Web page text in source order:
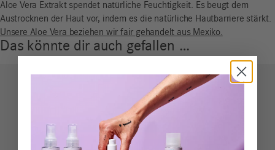
Aloe Vera Extrakt spendet natürliche Feuchtigkeit. Es beugt dem
Austrocknen der Haut vor, indem es die natürliche Hautbarriere stärkt.
Unsere Aloe Vera beziehen wir fair gehandelt aus Mexiko.
Das könnte dir auch gefallen …